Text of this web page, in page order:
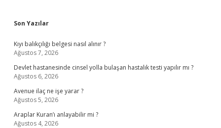
Sidebar
Son Yazılar
Kıyı balıkçılığı belgesi nasıl alınır ?
Ağustos 7, 2026
Devlet hastanesinde cinsel yolla bulaşan hastalık testi yapılır mı ?
Ağustos 6, 2026
Avenue ilaç ne işe yarar ?
Ağustos 5, 2026
Araplar Kuran’ı anlayabilir mi ?
Ağustos 4, 2026